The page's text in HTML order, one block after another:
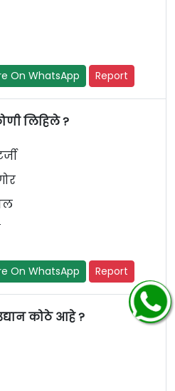
On WhatsApp Report
लिहिले ?
On WhatsApp Report
कोठे आहे ?